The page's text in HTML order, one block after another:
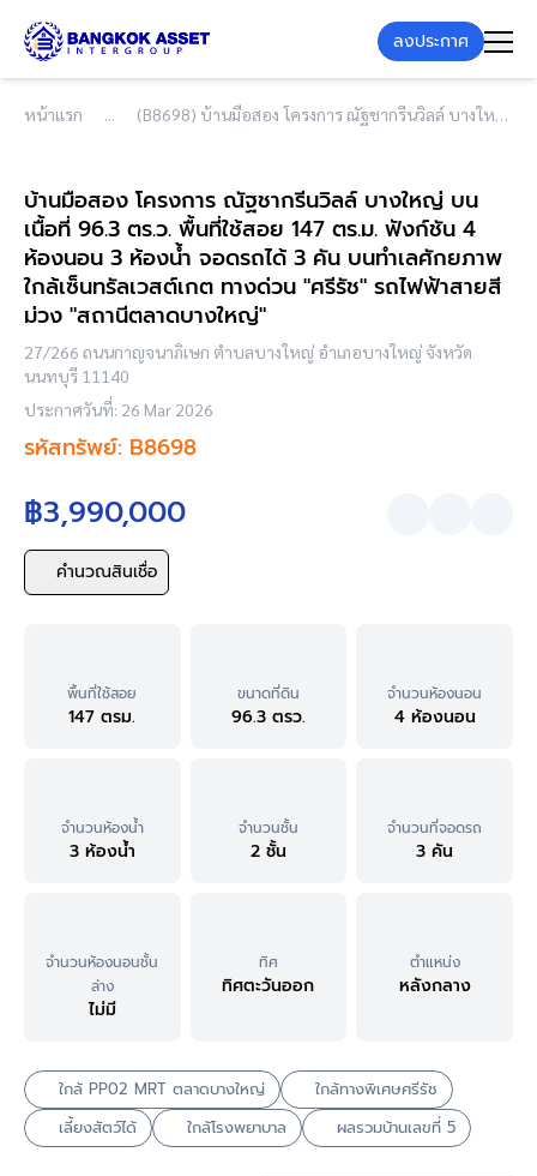
ลงประกาศ
หน้าแรก (B8698) บ้านมือสอง โครงการ ณัฐชากรีนวิลล์ บางใหญ่ บนเนื้อที่ 96.3 ตร.ว. พื้นที่ใช้สอย 147 ตร.ม. ฟังก์ชัน 4 ห้องนอน 3 ห้องน้ำ จอดรถได้ 3 คัน บนทำเลศักยภาพ ใกล้เซ็นทรัลเวสต์เกต ทางด่วน "ศรีรัช" รถไฟฟ้าสายสีม่วง "สถานีตลาดบางใหญ่"
บ้านมือสอง โครงการ ณัฐชากรีนวิลล์ บางใหญ่ บน
เนื้อที่ 96.3 ตร.ว. พื้นที่ใช้สอย 147 ตร.ม. ฟังก์ชัน 4
ห้องนอน 3 ห้องน้ำ จอดรถได้ 3 คัน บนทำเลศักยภาพ
ใกล้เซ็นทรัลเวสต์เกต ทางด่วน "ศรีรัช" รถไฟฟ้าสายสี
ม่วง "สถานีตลาดบางใหญ่"
27/266 ถนนกาญจนาภิเษก ตำบลบางใหญ่ อำเภอบางใหญ่ จังหวัด
นนทบุรี 11140
ประกาศวันที่: 26 Mar 2026
รหัสทรัพย์: B8698
฿3,990,000
คำนวณสินเชื่อ
พื้นที่ใช้สอย
147 ตรม.
ขนาดที่ดิน
96.3 ตรว.
จำนวนห้องนอน
4 ห้องนอน
จำนวนห้องน้ำ
3 ห้องน้ำ
จำนวนชั้น
2 ชั้น
จำนวนที่จอดรถ
3 คัน
จำนวนห้องนอนชั้น
ล่าง
ไม่มี
ทิศ
ทิศตะวันออก
ตำแหน่ง
หลังกลาง
ใกล้ PP02 MRT ตลาดบางใหญ่
ใกล้ทางพิเศษศรีรัช
เลี้ยงสัตว์ได้
ใกล้โรงพยาบาล ผลรวมบ้านเลขที่ 5